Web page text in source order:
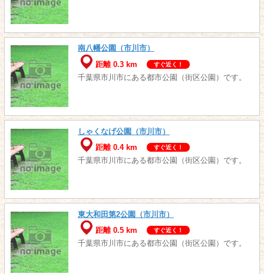
南八幡公園（市川市）
距離 0.3 km
すぐ近く！
千葉県市川市にある都市公園（街区公園）です。
しゃくなげ公園（市川市）
距離 0.4 km
すぐ近く！
千葉県市川市にある都市公園（街区公園）です。
東大和田第2公園（市川市）
距離 0.5 km
すぐ近く！
千葉県市川市にある都市公園（街区公園）です。